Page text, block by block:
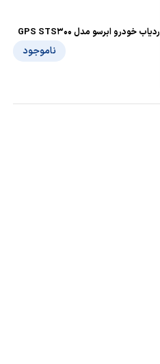
ردیاب خودرو ابرسو مدل GPS STS300
ناموجود